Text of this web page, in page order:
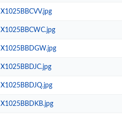
X1025BBCVV.jpg
X1025BBCWC.jpg
X1025BBDGW.jpg
X1025BBDJC.jpg
X1025BBDJQ.jpg
X1025BBDKB.jpg